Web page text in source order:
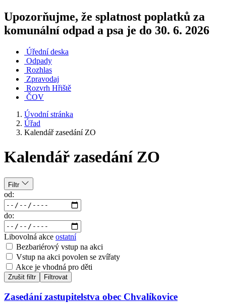
Upozorňujme, že splatnost poplatků za
komunální odpad a psa je do 30. 6. 2026
Úřední deska
Odpady
Rozhlas
Zpravodaj
Rozvrh Hřiště
ČOV
Úvodní stránka
Úřad
Kalendář zasedání ZO
Kalendář zasedání ZO
Filtr
od:
do:
Libovolná akce ostatní
Bezbariérový vstup na akci
Vstup na akci povolen se zvířaty
Akce je vhodná pro děti
Zrušit filtr Filtrovat
Zasedání zastupitelstva obec Chvalíkovice